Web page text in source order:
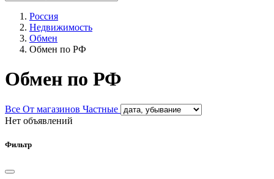
Россия
Недвижимость
Обмен
Обмен по РФ
Обмен по РФ
Все От магазинов Частные
Нет объявлений
Фильтр